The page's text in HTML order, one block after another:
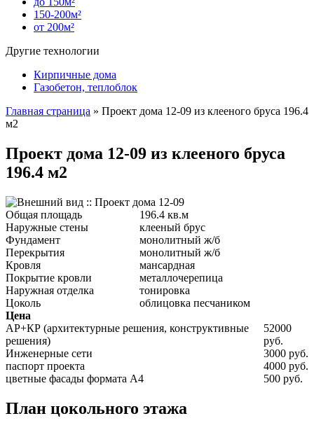
150-200м²
от 200м²
Другие технологии
Кирпичные дома
Газобетон, теплоблок
Главная страница » Проект дома 12-09 из клееного бруса 196.4
м2
Проект дома 12-09 из клееного бруса
196.4 м2
Общая площадь
196.4 кв.м
Наружные стены
клееный брус
Фундамент
монолитный ж/б
Перекрытия
монолитный ж/б
Кровля
мансардная
Покрытие кровли
металлочерепица
Наружная отделка
тонировка
Цоколь
облицовка песчаником
Цена
АР+КР (архитектурные решения, конструктивные
решения)
52000
руб.
Инженерные сети
3000 руб.
паспорт проекта
4000 руб.
цветные фасады формата А4
500 руб.
План цокольного этажа